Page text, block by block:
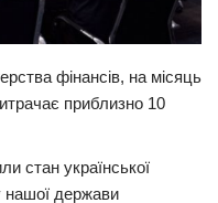
фінансів, на місяць
приблизно 10
стан української
нашої держави